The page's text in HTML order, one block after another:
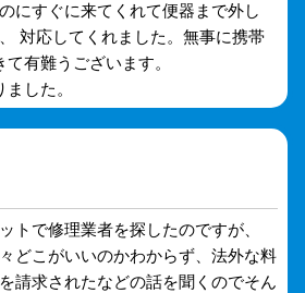
にすぐに来てくれて便器まで外し
対応してくれました。無事に携帯
有難うございます。
した。
トで修理業者を探したのですが、
どこがいいのかわからず、法外な料
請求されたなどの話を聞くのでそん